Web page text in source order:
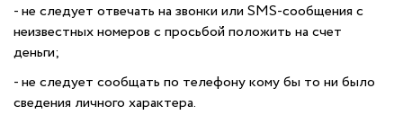
- не следует отвечать на звонки или SMS-сообщения с
неизвестных номеров с просьбой положить на счет
деньги;
- не следует сообщать по телефону кому бы то ни было
сведения личного характера.